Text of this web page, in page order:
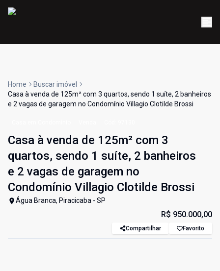
Home
Buscar imóvel
Casa à venda de 125m² com 3 quartos, sendo 1 suíte, 2 banheiros
e 2 vagas de garagem no Condomínio Villagio Clotilde Brossi
Casa à venda de 125m² com 3
quartos, sendo 1 suíte, 2 banheiros
e 2 vagas de garagem no
Condomínio Villagio Clotilde Brossi
Água Branca, Piracicaba - SP
R$ 950.000,00
Compartilhar Favorito